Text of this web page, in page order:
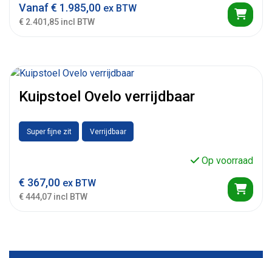
Vanaf€ 1.985,00 ex BTW
€ 2.401,85 incl BTW
Kuipstoel Ovelo verrijdbaar
Super fijne zit Verrijdbaar
Op voorraad
€ 367,00 ex BTW
€ 444,07 incl BTW